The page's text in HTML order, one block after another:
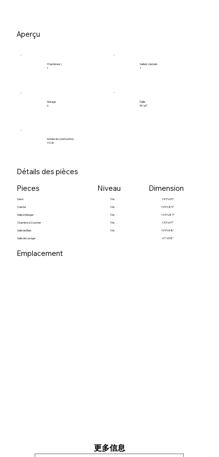
更多信息
Aperçu
Chambre(s)
1
Salle(s) de bain
1
Garage
0
Année de construction
1928
Taille
741 pi²
Détails des pièces
Pieces
Salon
Cuisine
Salle à Manger
Chambre à Coucher
Salle de Bain
Salle de Lavage
Niveau
10e
10e
10e
10e
10e
Dimension
14’0”x9’0”
10’0”x8’0”
14’0”x8’7”
13’3”x9’7”
10’9”x5’8”
6’1”x5’8”
Emplacement